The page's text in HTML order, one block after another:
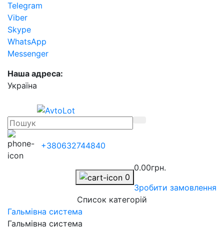
Telegram
Viber
Skype
WhatsApp
Messenger
Наша адреса:
Українa
+380632744840
0
0.00грн.
Зробити замовлення
Список категорій
Гальмівна система
Гальмівна система